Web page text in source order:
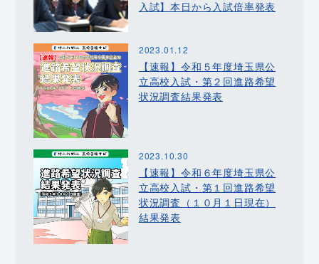
入試】本日から入試倍率発表
2023.01.12
【速報】令和５年度埼玉県公
立高校入試・第２回進路希望
状況調査結果発表
2023.10.30
【速報】令和６年度埼玉県公
立高校入試・第１回進路希望
状況調査（１０月１日現在）
結果発表